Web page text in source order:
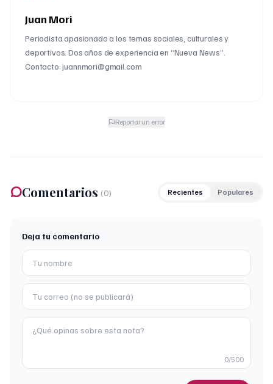
Juan Mori
Periodista apasionado a los temas sociales, culturales y
deportivos. Dos años de experiencia en “Nueva News”.
Contacto: juannmori@gmail.com
Reportar un error
Comentarios (0) Recientes Populares
Deja tu comentario
0/500